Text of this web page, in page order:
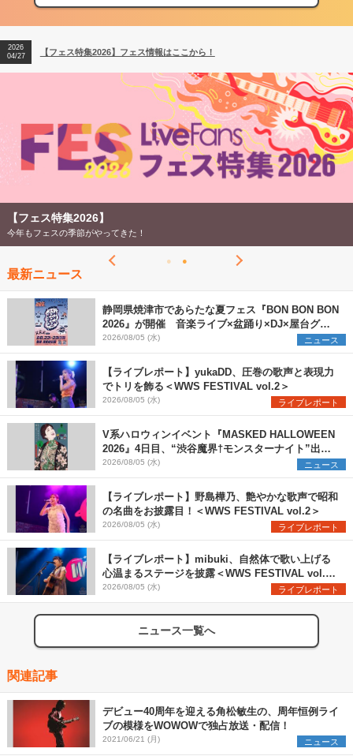
07/28
【ライブ動員ランキング】2026年上半期編発表！
2026
04/27
【フェス特集2026】フェス情報はここから！
2026
【ライブ動員ランキング】2026年上半期編発表！
【フェス特集2026】
今年もフェスの季節がやってきた！
最新ニュース
静岡県焼津市であらたな夏フェス『BON BON BON
2026』が開催 音楽ライブ×盆踊り×DJ×屋台グル
メ×ランタンナイトで彩る2日間
2026/08/05 (水) ニュース
【ライブレポート】yukaDD、圧巻の歌声と表現力
でトリを飾る＜WWS FESTIVAL vol.2＞
2026/08/05 (水) ライブレポート
V系ハロウィンイベント『MASKED HALLOWEEN
2026』4日目、“渋谷魔界†モンスターナイト”出演6
組を発表
2026/08/05 (水) ニュース
【ライブレポート】野島樺乃、艶やかな歌声で昭和
の名曲をお披露目！＜WWS FESTIVAL vol.2＞
2026/08/05 (水) ライブレポート
【ライブレポート】mibuki、自然体で歌い上げる
心温まるステージを披露＜WWS FESTIVAL vol.2
＞
2026/08/05 (水) ライブレポート
ニュース一覧へ
関連記事
デビュー40周年を迎える角松敏生の、周年恒例ライ
ブの模様をWOWOWで独占放送・配信！
2021/06/21 (月) ニュース